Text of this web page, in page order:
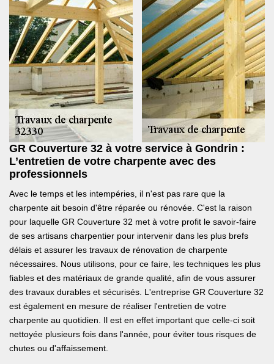
GR Couverture 32 à votre service à Gondrin :
L’entretien de votre charpente avec des
professionnels
Avec le temps et les intempéries, il n'est pas rare que la
charpente ait besoin d'être réparée ou rénovée. C'est la raison
pour laquelle GR Couverture 32 met à votre profit le savoir-faire
de ses artisans charpentier pour intervenir dans les plus brefs
délais et assurer les travaux de rénovation de charpente
nécessaires. Nous utilisons, pour ce faire, les techniques les plus
fiables et des matériaux de grande qualité, afin de vous assurer
des travaux durables et sécurisés. L'entreprise GR Couverture 32
est également en mesure de réaliser l'entretien de votre
charpente au quotidien. Il est en effet important que celle-ci soit
nettoyée plusieurs fois dans l'année, pour éviter tous risques de
chutes ou d'affaissement.